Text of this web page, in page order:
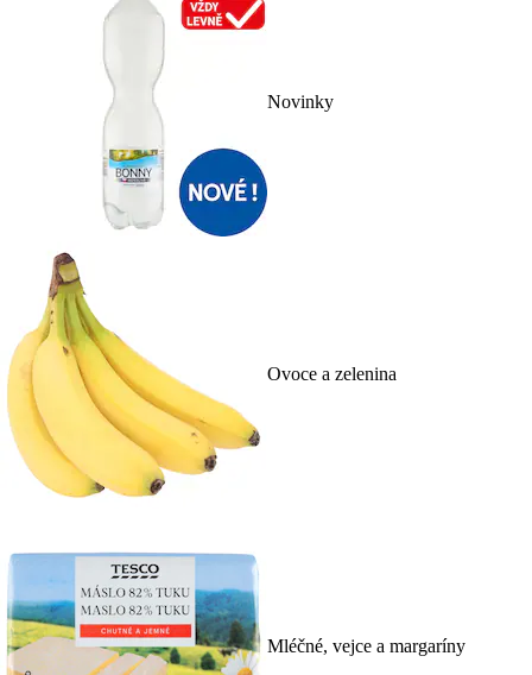
Novinky
Ovoce a zelenina
Mléčné, vejce a margaríny